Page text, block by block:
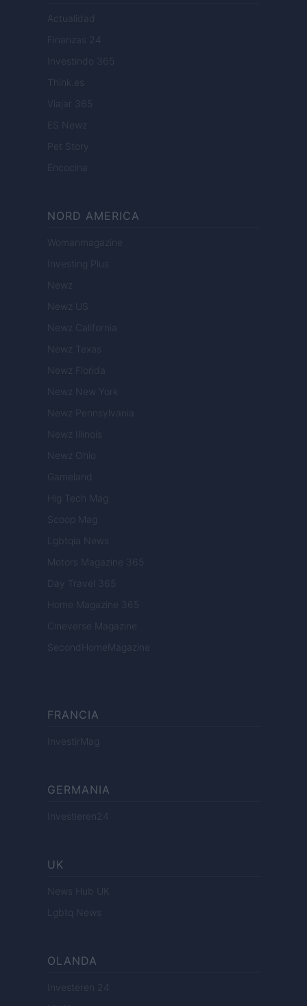
Actualidad
Finanzas 24
Investindo 365
Think.es
Viajar 365
ES Newz
Pet Story
Encocina
NORD AMERICA
Womanmagazine
Investing Plus
Newz
Newz US
Newz California
Newz Texas
Newz Florida
Newz New York
Newz Pennsylvania
Newz Illinois
Newz Ohio
Gameland
Hig Tech Mag
Scoop Mag
Lgbtqia News
Motors Magazine 365
Day Travel 365
Home Magazine 365
Cineverse Magazine
SecondHomeMagazine
FRANCIA
InvestirMag
GERMANIA
Investieren24
UK
News Hub UK
Lgbtq News
OLANDA
Investeren 24